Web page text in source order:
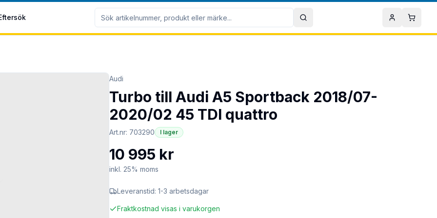
Sök Mitt konto
Audi
Turbo till Audi A5 Sportback 2018/07-
2020/02 45 TDI quattro
Art.nr: 703290 I lager
10 995 kr
inkl. 25% moms
Leveranstid: 1-3 arbetsdagar
Fraktkostnad visas i varukorgen